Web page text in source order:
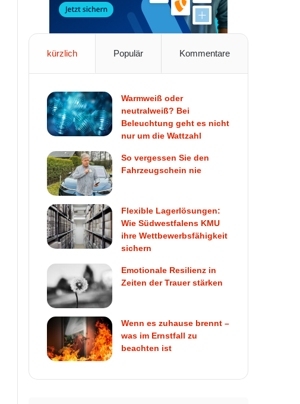
kürzlich Populär Kommentare
Warmweiß oder
neutralweiß? Bei
Beleuchtung geht es nicht
nur um die Wattzahl
So vergessen Sie den
Fahrzeugschein nie
Flexible Lagerlösungen:
Wie Südwestfalens KMU
ihre Wettbewerbsfähigkeit
sichern
Emotionale Resilienz in
Zeiten der Trauer stärken
Wenn es zuhause brennt –
was im Ernstfall zu
beachten ist